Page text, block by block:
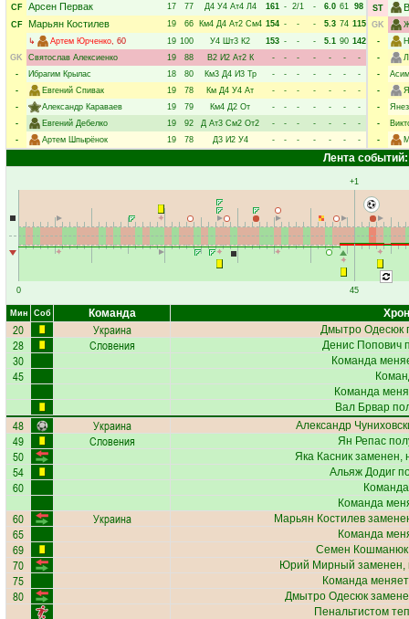
CF
Арсен Первак 17 77 Д4 У4 Ат4 Л4 161 - 2/1 - 6.0 61 98
CF
Марьян Костилев 19 66 Км4 Д4 Ат2 См4 154 - - - 5.3 74 115
↳
Артем Юрченко, 60 19 100 У4 Шт3 К2 153 - - - 5.1 90 142
GK
Святослав Алексиенко 19 88 В2 И2 Ат2 К - - - - - -
-
-
Ибрагим Крылас 18 80 Км3 Д4 И3 Тр - - - - - -
-
-
Евгений Спивак 19 78 Км Д4 У4 Ат - - - - - -
-
-
Александр Караваев 19 79 Км4 Д2 От - - - - - -
-
-
Евгений Дебелко 19 92 Д Ат3 См2 От2 - - - - - -
-
-
Артем Шпырёнок 19 78 Д3 И2 У4 - - - - - - -
ST
GK
-
-
-
-
-
-
-
Лента событий:
0
+1
45
Мин Соб Команда
20 Украина Дмытро Одесюк
28 Словения Денис Попович
30 Команда
45
Команда
Вал Брвар
48 Украина Александр
49 Словения Ян Репас
50 Яка Касник заменен,
54 Альяж Додиг
60
Команда
60 Украина Марьян Костилев
65 Команда
69 Семен Кошманюк
70 Юрий Мирный заменен,
75 Команда
80 Дмытро Одесюк
Пенальтистом